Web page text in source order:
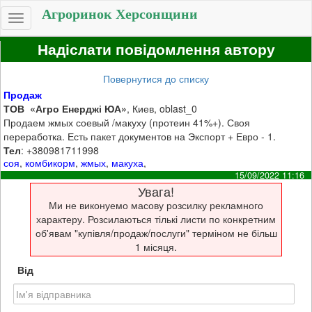
Toggle
navigation
Агроринок Херсонщини
Надіслати повідомлення автору
Повернутися до списку
Продаж
ТОВ «Агро Енерджі ЮА», Киев, oblast_0
Продаем жмых соевый /макуху (протеин 41%+). Своя
переработка. Есть пакет документов на Экспорт + Евро - 1.
Тел: +380981711998
соя, комбикорм,жмых, макуха,
15/09/2022 11:16
Увага!
Ми не виконуемо масову розсилку рекламного
характеру. Розсилаються тількі листи по конкретним
об'явам "купівля/продаж/послуги" терміном не більш
1 місяця.
Від